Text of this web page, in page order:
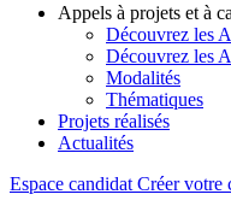
Appels à projets et à
Découvrez les
Découvrez les
Modalités
Thématiques
Projets réalisés
Actualités
Espace candidat Créer votre